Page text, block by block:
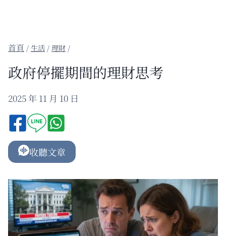
/生活 /理財 /
政府停擺期間的理財思考
2025 年 11 月 10 日
收聽文章